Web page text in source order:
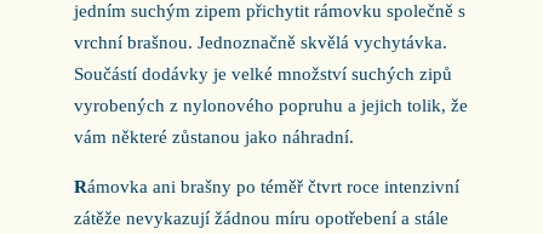
jedním suchým zipem přichytit rámovku společně s
vrchní brašnou. Jednoznačně skvělá vychytávka.
Součástí dodávky je velké množství suchých zipů
vyrobených z nylonového popruhu a jejich tolik, že
vám některé zůstanou jako náhradní.
Rámovka ani brašny po téměř čtvrt roce intenzivní
zátěže nevykazují žádnou míru opotřebení a stále